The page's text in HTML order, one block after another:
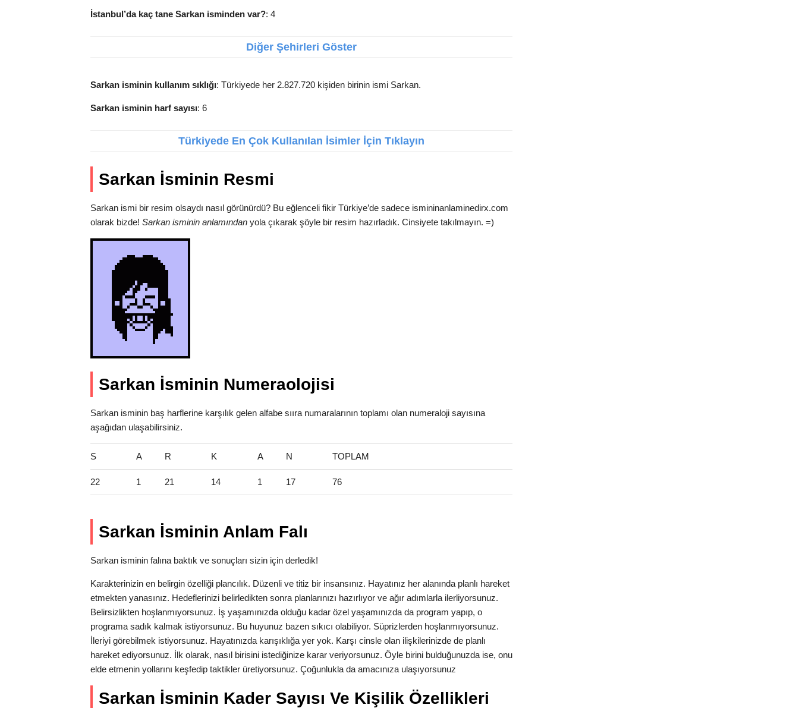
İstanbul’da kaç tane Sarkan isminden var?: 4
Diğer Şehirleri Göster
Sarkan isminin kullanım sıklığı: Türkiyede her 2.827.720 kişiden birinin ismi Sarkan.
Sarkan isminin harf sayısı: 6
Türkiyede En Çok Kullanılan İsimler İçin Tıklayın
Sarkan İsminin Resmi
Sarkan ismi bir resim olsaydı nasıl görünürdü? Bu eğlenceli fikir Türkiye’de sadece ismininanlaminedirx.com
olarak bizde! Sarkan isminin anlamından yola çıkarak şöyle bir resim hazırladık. Cinsiyete takılmayın. =)
Sarkan İsminin Numeraolojisi
Sarkan isminin baş harflerine karşılık gelen alfabe sııra numaralarının toplamı olan numeraloji sayısına
aşağıdan ulaşabilirsiniz.
S A R K A N TOPLAM
22 1 21 14 1 17 76
Sarkan İsminin Anlam Falı
Sarkan isminin falına baktık ve sonuçları sizin için derledik!
Karakterinizin en belirgin özelliği plancılık. Düzenli ve titiz bir insansınız. Hayatınız her alanında planlı hareket
etmekten yanasınız. Hedeflerinizi belirledikten sonra planlarınızı hazırlıyor ve ağır adımlarla ilerliyorsunuz.
Belirsizlikten hoşlanmıyorsunuz. İş yaşamınızda olduğu kadar özel yaşamınızda da program yapıp, o
programa sadık kalmak istiyorsunuz. Bu huyunuz bazen sıkıcı olabiliyor. Süprizlerden hoşlanmıyorsunuz.
İleriyi görebilmek istiyorsunuz. Hayatınızda karışıklığa yer yok. Karşı cinsle olan ilişkilerinizde de planlı
hareket ediyorsunuz. İlk olarak, nasıl birisini istediğinize karar veriyorsunuz. Öyle birini bulduğunuzda ise, onu
elde etmenin yollarını keşfedip taktikler üretiyorsunuz. Çoğunlukla da amacınıza ulaşıyorsunuz
Sarkan İsminin Kader Sayısı Ve Kişilik Özellikleri